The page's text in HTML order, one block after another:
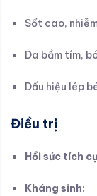
Sốt cao,
Da bầm tím,
Dấu hiệu lép
Điều trị
Hồi sức tích
Kháng sinh: